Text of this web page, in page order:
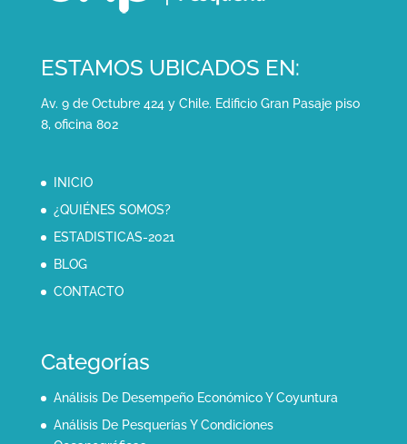
ESTAMOS UBICADOS EN:
Av. 9 de Octubre 424 y Chile. Edificio Gran Pasaje piso
8, oficina 802
INICIO
¿QUIÉNES SOMOS?
ESTADISTICAS-2021
BLOG
CONTACTO
Categorías
Análisis De Desempeño Económico Y Coyuntura
Análisis De Pesquerías Y Condiciones